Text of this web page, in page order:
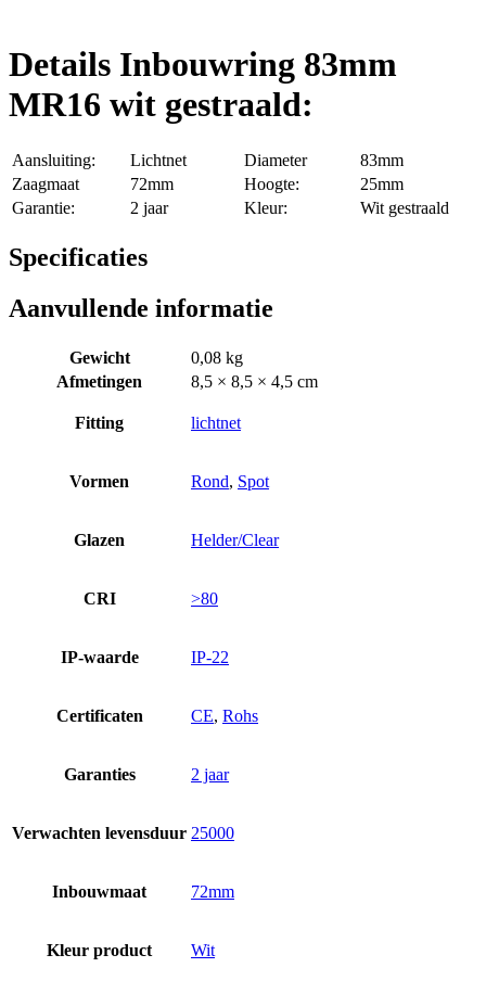
Details Inbouwring 83mm
MR16 wit gestraald:
Aansluiting: Lichtnet Diameter
83mm
Zaagmaat
72mm Hoogte:
25mm
Garantie:
2 jaar Kleur: Wit gestraald
Specificaties
Aanvullende informatie
Gewicht
0,08 kg
Afmetingen
8,5 × 8,5 × 4,5 cm
Fitting lichtnet
Vormen Rond, Spot
Glazen Helder/Clear
CRI >80
IP-waarde IP-22
Certificaten CE, Rohs
Garanties 2 jaar
Verwachten levensduur 25000
Inbouwmaat 72mm
Kleur product Wit